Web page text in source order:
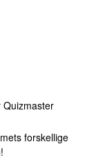
Quizmaster
forskellige